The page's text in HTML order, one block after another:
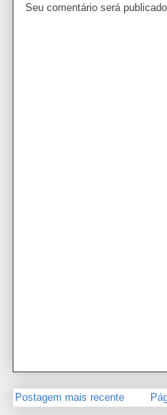
Seu comentário será
Postagem mais recente